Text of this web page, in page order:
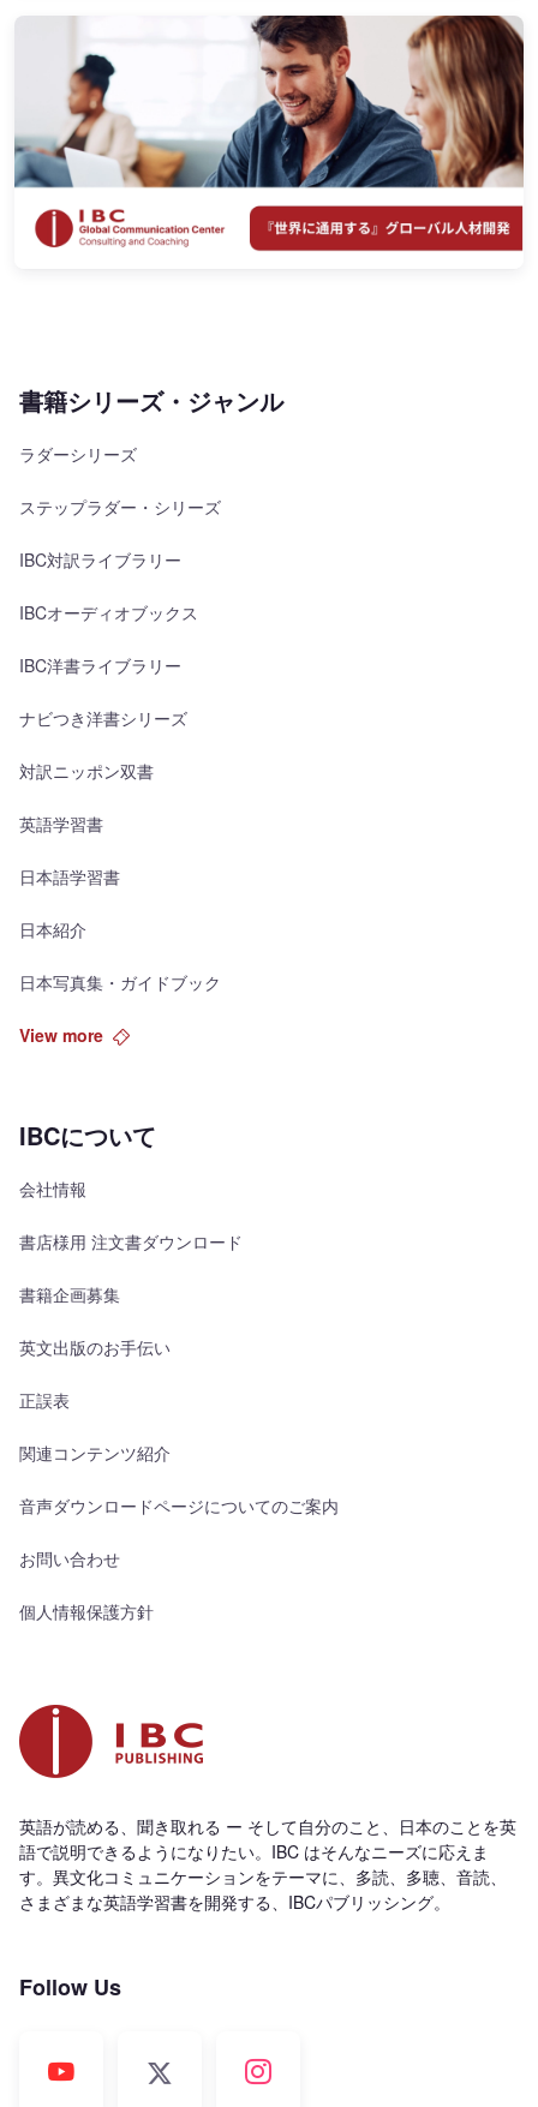
英語が読める、聞き取れる ー そして自分のこと、日本のことを英
語で説明できるようになりたい。IBC はそんなニーズに応えま
す。異文化コミュニケーションをテーマに、多読、多聴、音読、
さまざまな英語学習書を開発する、IBCパブリッシング。
Follow Us
書籍シリーズ・ジャンル
ラダーシリーズ
ステップラダー・シリーズ
IBC対訳ライブラリー
IBCオーディオブックス
IBC洋書ライブラリー
ナビつき洋書シリーズ
対訳ニッポン双書
英語学習書
日本語学習書
日本紹介
日本写真集・ガイドブック
View more
IBCについて
会社情報
書店様用 注文書ダウンロード
書籍企画募集
英文出版のお手伝い
正誤表
関連コンテンツ紹介
音声ダウンロードページについてのご案内
お問い合わせ
個人情報保護方針